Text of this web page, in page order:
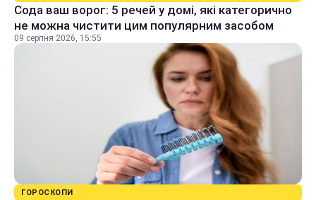
Сода ваш ворог: 5 речей у домі, які категорично
не можна чистити цим популярним засобом
09 серпня 2026, 15:55
ГОРОСКОПИ